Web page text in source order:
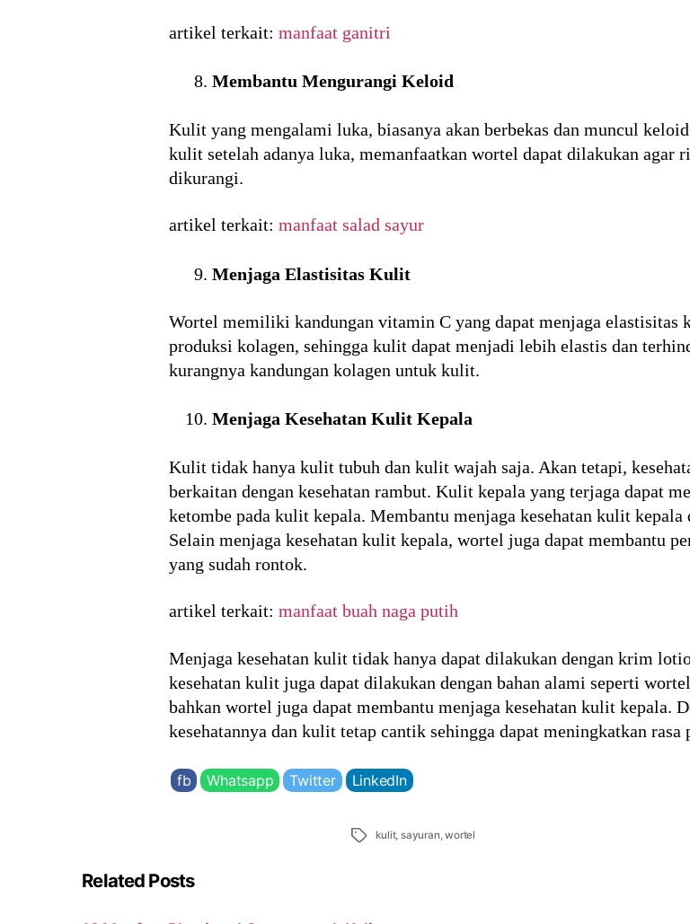
artikel terkait: manfaat ganitri
Membantu Mengurangi Keloid
Kulit yang mengalami luka, biasanya akan berbekas dan muncul
kulit setelah adanya luka, memanfaatkan wortel dapat dilakukan agar
dikurangi.
artikel terkait: manfaat salad sayur
Menjaga Elastisitas Kulit
Wortel memiliki kandungan vitamin C yang dapat menjaga
produksi kolagen, sehingga kulit dapat menjadi lebih elastis dan
kurangnya kandungan kolagen untuk kulit.
Menjaga Kesehatan Kulit Kepala
Kulit tidak hanya kulit tubuh dan kulit wajah saja. Akan tetapi,
berkaitan dengan kesehatan rambut. Kulit kepala yang terjaga dapat
ketombe pada kulit kepala. Membantu menjaga kesehatan kulit
Selain menjaga kesehatan kulit kepala, wortel juga dapat membantu
yang sudah rontok.
artikel terkait: manfaat buah naga putih
Menjaga kesehatan kulit tidak hanya dapat dilakukan dengan krim
kesehatan kulit juga dapat dilakukan dengan bahan alami seperti
bahkan wortel juga dapat membantu menjaga kesehatan kulit kepala.
kesehatannya dan kulit tetap cantik sehingga dapat meningkatkan rasa
fb Whatsapp Twitter LinkedIn
Tags kulit,sayuran,wortel
Related Posts